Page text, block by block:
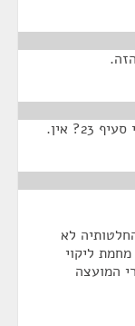
אין.
לא
ליקוי
המועצה